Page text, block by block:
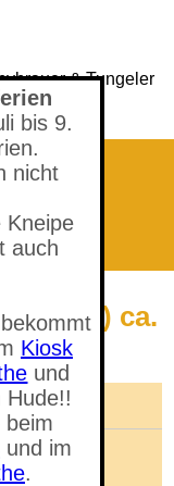
bis 9.
nicht
Kneipe
auch
Kiosk
und
beim
und im
.
& Tungeler
1903
(GB) ca.
Hopfen